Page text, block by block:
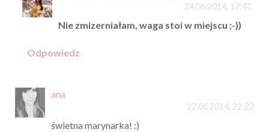
24.06.2014, 17:41
Nie zmizerniałam, waga stoi w miejscu ;-))
Odpowiedz
ana
22.06.2014, 22:22
świetna marynarka! :)